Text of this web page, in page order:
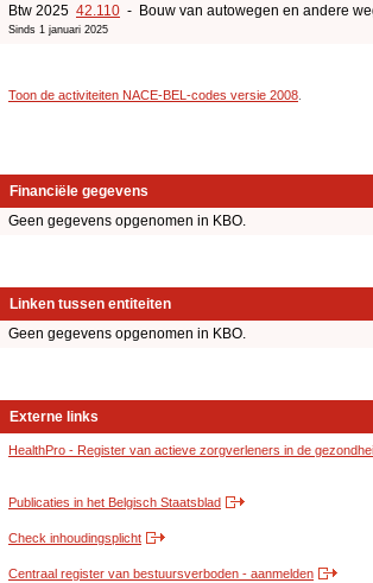
Btw 2025 42.110 - Bouw van autowegen en andere
Sinds 1 januari 2025
Toon de activiteiten NACE-BEL-codes versie 2008
Financiële gegevens
Geen gegevens opgenomen in KBO.
Linken tussen entiteiten
Geen gegevens opgenomen in KBO.
Externe links
HealthPro - Register van actieve zorgverleners in de
Publicaties in het Belgisch Staatsblad
Check inhoudingsplicht
Centraal register van bestuursverboden - aanmelden